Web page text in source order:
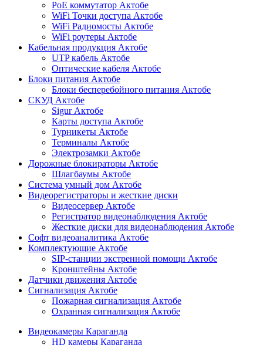
PoE коммутатор Актобе
WiFi Точки доступа Актобе
WiFi Радиомосты Актобе
WiFi роутеры Актобе
Кабельная продукция Актобе
UTP кабель Актобе
Оптические кабеля Актобе
Блоки питания Актобе
Блоки бесперебойного питания Актобе
СКУД Актобе
Sigur Актобе
Карты доступа Актобе
Турникеты Актобе
Терминалы Актобе
Электрозамки Актобе
Дорожные блокираторы Актобе
Шлагбаумы Актобе
Система умный дом Актобе
Видеорегистраторы и жесткие диски
Видеосервер Актобе
Регистратор видеонаблюдения Актобе
Жесткие диски для видеонаблюдения Актобе
Софт видеоаналитика Актобе
Комплектующие Актобе
SIP-станции экстренной помощи Актобе
Кронштейны Актобе
Датчики движения Актобе
Сигнализация Актобе
Пожарная сигнализация Актобе
Охранная сигнализация Актобе
Видеокамеры Караганда
HD камеры Караганда